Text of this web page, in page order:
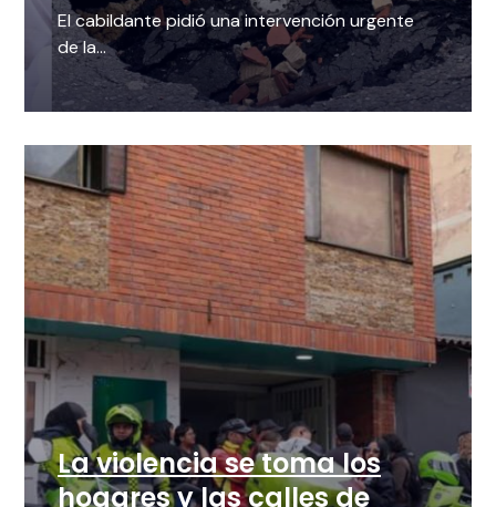
El cabildante pidió una intervención urgente
de la...
La violencia se toma los
hogares y las calles de